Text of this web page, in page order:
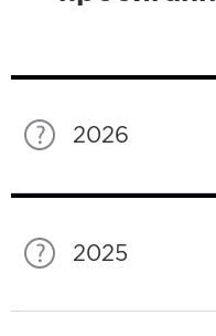
2026
2025